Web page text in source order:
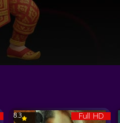
Full HD
8.3